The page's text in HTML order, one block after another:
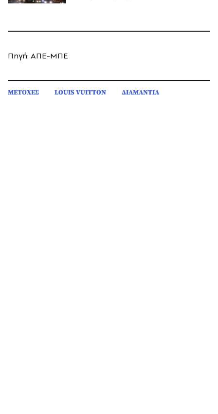
Πηγή: ΑΠΕ-ΜΠΕ
ΜΕΤΟΧΕΣ LOUIS VUITTON ΔΙΑΜΑΝΤΙΑ